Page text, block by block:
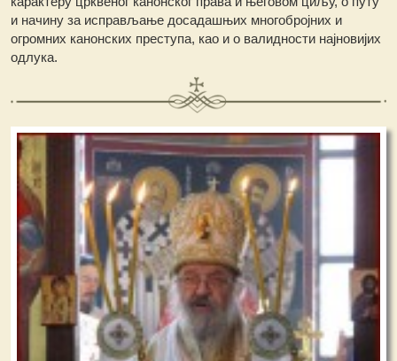
и начину за исправљање досадашњих многобројних и
огромних канонских преступа, као и о валидности најновијих
одлука.